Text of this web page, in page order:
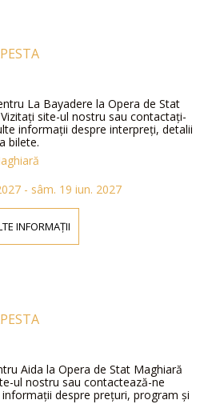
La Bayadere la Opera de Stat
site-ul nostru sau contactați-
informații despre interpreți, detalii
bilete.
- sâm. 19 iun. 2027
INFORMAȚII
Aida la Opera de Stat Maghiară
ul nostru sau contactează-ne
despre prețuri, program și